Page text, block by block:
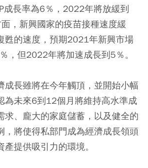
成長率為6％，2022年將放緩到
，新興國家的疫苗接種速度緩
甦的速度，預期2021年新興市場
，但2022年將加速成長到5％。
成長雖將在今年觸頂，並開始小幅
為未來6到12個月將維持高水準成
求、龐大的家庭儲蓄，以及健全的
，將使得私部門成為經濟成長領頭
提供吸引力的環境。